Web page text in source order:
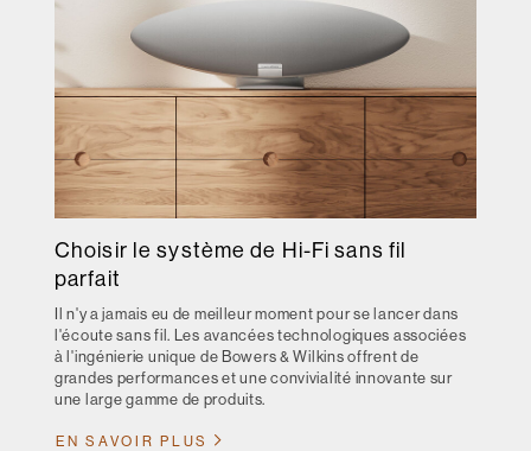
Choisir le système de Hi-Fi sans fil
parfait
Il n'y a jamais eu de meilleur moment pour se lancer dans
l'écoute sans fil. Les avancées technologiques associées
à l'ingénierie unique de Bowers & Wilkins offrent de
grandes performances et une convivialité innovante sur
une large gamme de produits.
EN SAVOIR PLUS